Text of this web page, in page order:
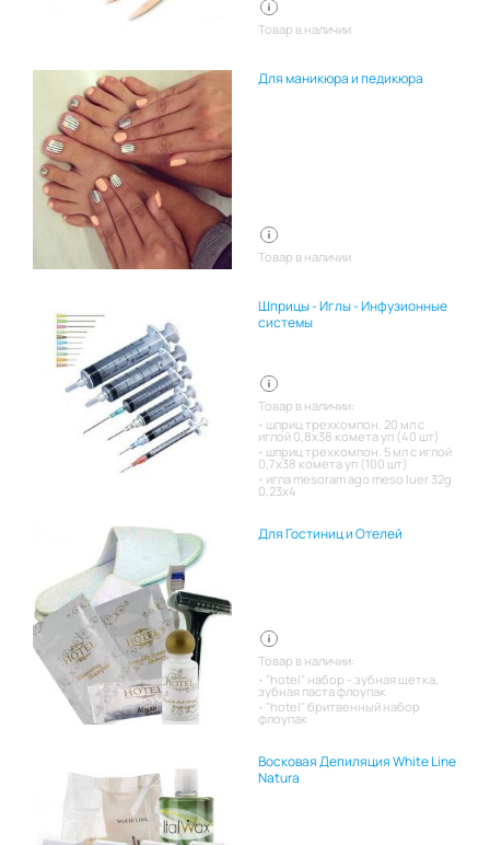
Товар в наличии
Для маникюра и педикюра
Товар в наличии
Шприцы - Иглы - Инфузионные
системы
Товар в наличии:
шприц трехкомпон. 20 мл с
иглой 0,8х38 комета уп (40 шт)
шприц трехкомпон. 5 мл с иглой
0,7х38 комета уп (100 шт)
игла mesoram ago meso luer 32g
0,23x4
Для Гостиниц и Отелей
Товар в наличии:
"hotel" набор - зубная щетка,
зубная паста флоупак
"hotel" бритвенный набор
флоупак
Восковая Депиляция White Line
Natura